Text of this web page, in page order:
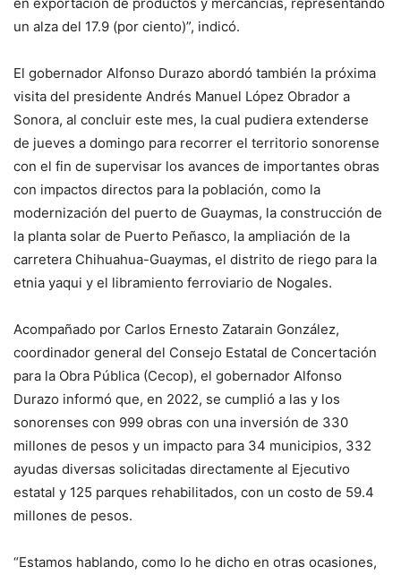
un alza del 17.9 (por ciento)”, indicó.
El gobernador Alfonso Durazo abordó también la próxima
visita del presidente Andrés Manuel López Obrador a
Sonora, al concluir este mes, la cual pudiera extenderse
de jueves a domingo para recorrer el territorio sonorense
con el fin de supervisar los avances de importantes obras
con impactos directos para la población, como la
modernización del puerto de Guaymas, la construcción de
la planta solar de Puerto Peñasco, la ampliación de la
carretera Chihuahua-Guaymas, el distrito de riego para la
etnia yaqui y el libramiento ferroviario de Nogales.
Acompañado por Carlos Ernesto Zatarain González,
coordinador general del Consejo Estatal de Concertación
para la Obra Pública (Cecop), el gobernador Alfonso
Durazo informó que, en 2022, se cumplió a las y los
sonorenses con 999 obras con una inversión de 330
millones de pesos y un impacto para 34 municipios, 332
ayudas diversas solicitadas directamente al Ejecutivo
estatal y 125 parques rehabilitados, con un costo de 59.4
millones de pesos.
“Estamos hablando, como lo he dicho en otras ocasiones,